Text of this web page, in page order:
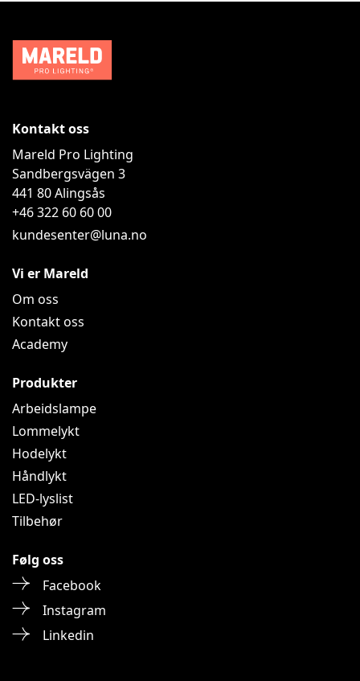
Kontakt oss
Mareld Pro Lighting
Sandbergsvägen 3
441 80Alingsås
+46 322 60 60 00
kundesenter@luna.no
Vi er Mareld
Om oss
Kontakt oss
Academy
Produkter
Arbeidslampe
Lommelykt
Hodelykt
Håndlykt
LED-lyslist
Tilbehør
Følg oss
Facebook
Instagram
Linkedin